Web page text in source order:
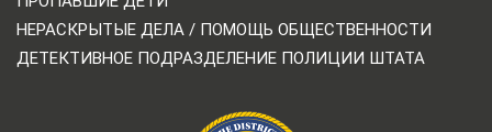
НЕРАСКРЫТЫЕ ДЕЛА / ПОМОЩЬ ОБЩЕСТВЕННОСТИ
ДЕТЕКТИВНОЕ ПОДРАЗДЕЛЕНИЕ ПОЛИЦИИ ШТАТА